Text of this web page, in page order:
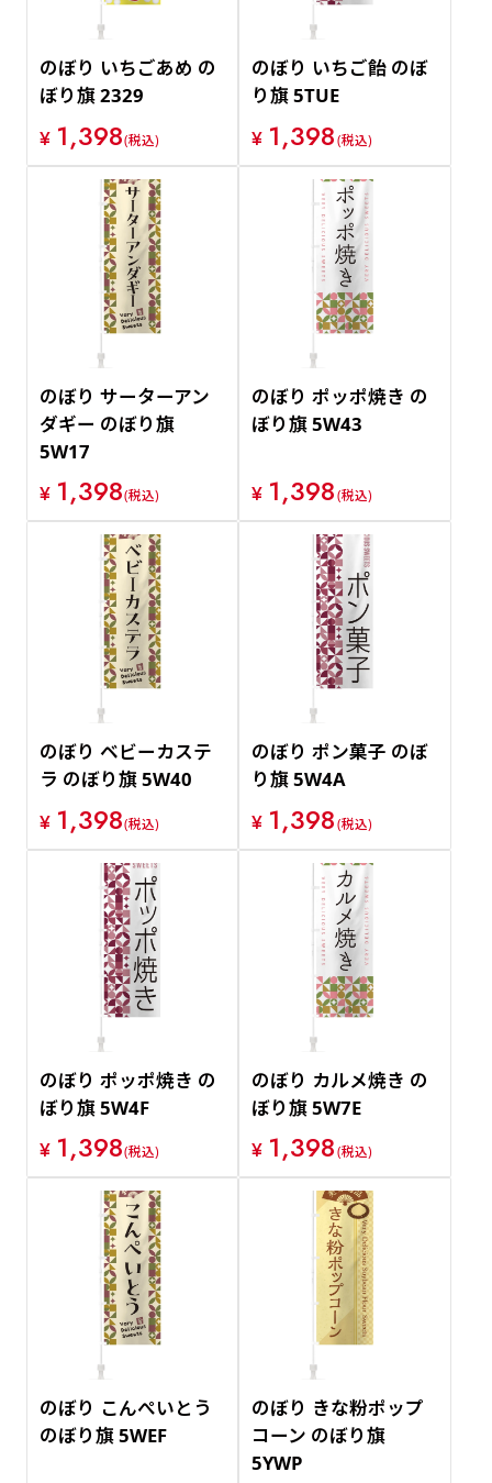
のぼり いちごあめ の
ぼり旗 2329
¥ 1,398(税込)
のぼり いちご飴 のぼ
り旗 5TUE
¥ 1,398(税込)
のぼり サーターアン
ダギー のぼり旗
5W17
¥ 1,398(税込)
のぼり ポッポ焼き の
ぼり旗 5W43
¥ 1,398(税込)
のぼり ベビーカステ
ラ のぼり旗 5W40
¥ 1,398(税込)
のぼり ポン菓子 のぼ
り旗 5W4A
¥ 1,398(税込)
のぼり ポッポ焼き の
ぼり旗 5W4F
¥ 1,398(税込)
のぼり カルメ焼き の
ぼり旗 5W7E
¥ 1,398(税込)
のぼり こんぺいとう
のぼり旗 5WEF
のぼり きな粉ポップ
コーン のぼり旗
5YWP